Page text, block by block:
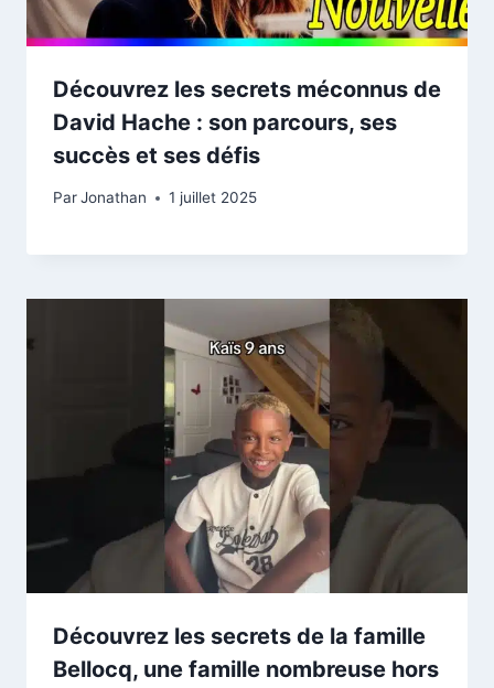
Découvrez les secrets méconnus de
David Hache : son parcours, ses
succès et ses défis
ParJonathan 1 juillet 2025
Découvrez les secrets de la famille
Bellocq, une famille nombreuse hors